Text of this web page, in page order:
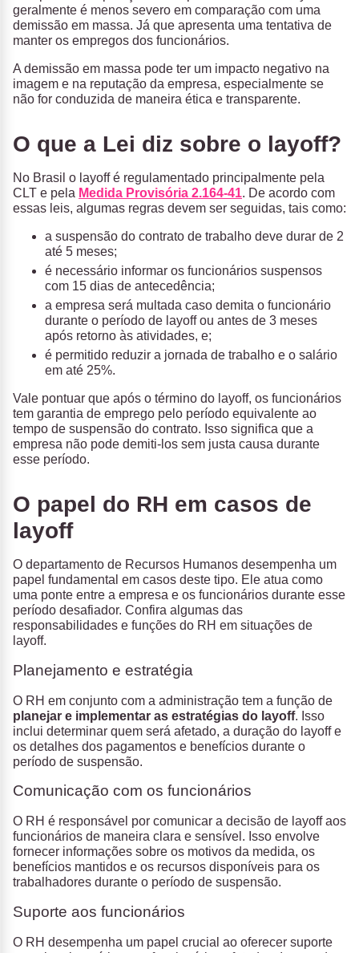
geralmente é menos severo em comparação com uma
demissão em massa. Já que apresenta uma tentativa de
manter os empregos dos funcionários.
A demissão em massa pode ter um impacto negativo na
imagem e na reputação da empresa, especialmente se
não for conduzida de maneira ética e transparente.
O que a Lei diz sobre o layoff?
No Brasil o layoff é regulamentado principalmente pela
CLT e pela Medida Provisória 2.164-41. De acordo com
essas leis, algumas regras devem ser seguidas, tais como:
a suspensão do contrato de trabalho deve durar de 2
até 5 meses;
é necessário informar os funcionários suspensos
com 15 dias de antecedência;
a empresa será multada caso demita o funcionário
durante o período de layoff ou antes de 3 meses
após retorno às atividades, e;
é permitido reduzir a jornada de trabalho e o salário
em até 25%.
Vale pontuar que após o término do layoff, os funcionários
tem garantia de emprego pelo período equivalente ao
tempo de suspensão do contrato. Isso significa que a
empresa não pode demiti-los sem justa causa durante
esse período.
O papel do RH em casos de
layoff
O departamento de Recursos Humanos desempenha um
papel fundamental em casos deste tipo. Ele atua como
uma ponte entre a empresa e os funcionários durante esse
período desafiador. Confira algumas das
responsabilidades e funções do RH em situações de
layoff.
Planejamento e estratégia
O RH em conjunto com a administração tem a função de
planejar e implementar as estratégias do layoff. Isso
inclui determinar quem será afetado, a duração do layoff e
os detalhes dos pagamentos e benefícios durante o
período de suspensão.
Comunicação com os funcionários
O RH é responsável por comunicar a decisão de layoff aos
funcionários de maneira clara e sensível. Isso envolve
fornecer informações sobre os motivos da medida, os
benefícios mantidos e os recursos disponíveis para os
trabalhadores durante o período de suspensão.
Suporte aos funcionários
O RH desempenha um papel crucial ao oferecer suporte